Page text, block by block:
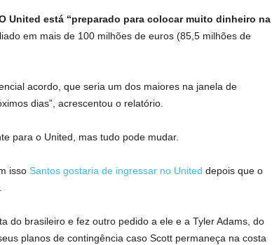
United está “preparado para colocar muito dinheiro na
em mais de 100 milhões de euros (85,5 milhões de
acordo, que seria um dos maiores na janela de
dias”, acrescentou o relatório.
para o United, mas tudo pode mudar.
isso Santos gostaria de ingressar no United depois que o
do brasileiro e fez outro pedido a ele e a Tyler Adams, do
planos de contingência caso Scott permaneça na costa